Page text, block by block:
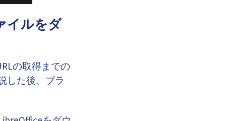
イルをダ
の取得までの
した後、ブラ